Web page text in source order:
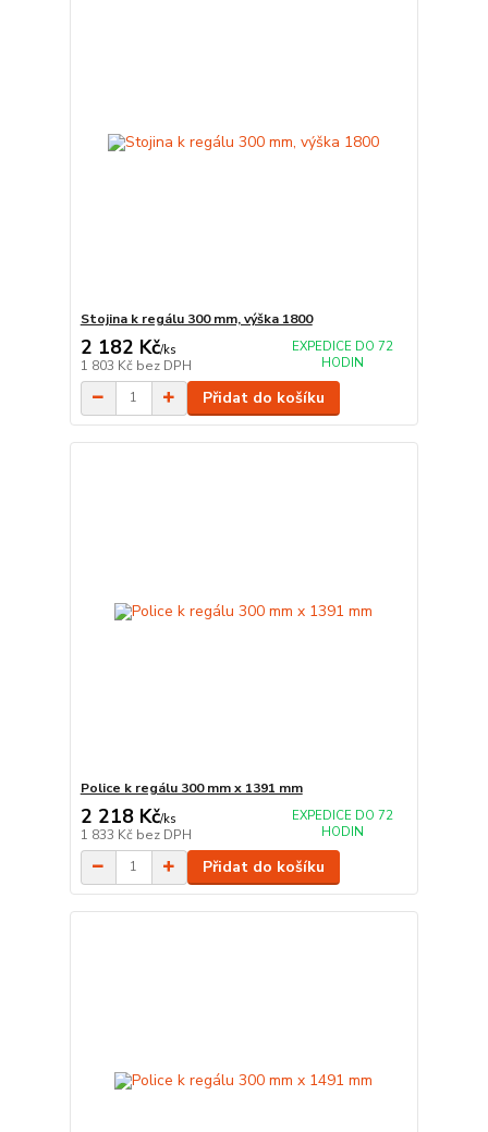
Stojina k regálu 300 mm, výška 1800
2 182 Kč/ks
1 803 Kč bez DPH
EXPEDICE DO 72
HODIN
Přidat do košíku
Police k regálu 300 mm x 1391 mm
2 218 Kč/ks
1 833 Kč bez DPH
EXPEDICE DO 72
HODIN
Přidat do košíku